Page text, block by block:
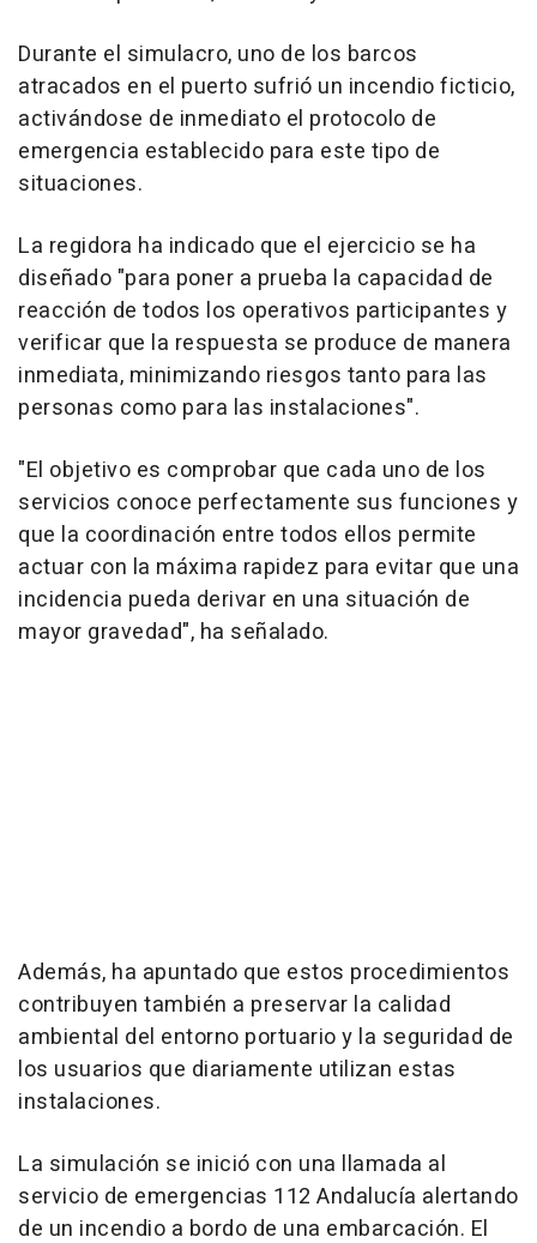
Durante el simulacro, uno de los barcos
atracados en el puerto sufrió un incendio ficticio,
activándose de inmediato el protocolo de
emergencia establecido para este tipo de
situaciones.
La regidora ha indicado que el ejercicio se ha
diseñado "para poner a prueba la capacidad de
reacción de todos los operativos participantes y
verificar que la respuesta se produce de manera
inmediata, minimizando riesgos tanto para las
personas como para las instalaciones".
"El objetivo es comprobar que cada uno de los
servicios conoce perfectamente sus funciones y
que la coordinación entre todos ellos permite
actuar con la máxima rapidez para evitar que una
incidencia pueda derivar en una situación de
mayor gravedad", ha señalado.
Además, ha apuntado que estos procedimientos
contribuyen también a preservar la calidad
ambiental del entorno portuario y la seguridad de
los usuarios que diariamente utilizan estas
instalaciones.
La simulación se inició con una llamada al
servicio de emergencias 112 Andalucía alertando
de un incendio a bordo de una embarcación. El